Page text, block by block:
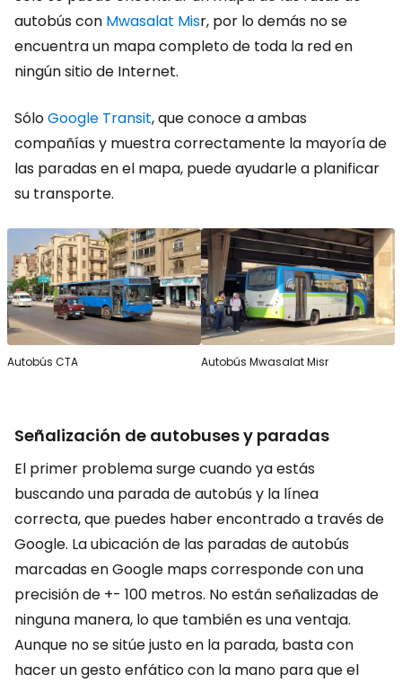
autobús con Mwasalat Misr, por lo demás no se
encuentra un mapa completo de toda la red en
ningún sitio de Internet.
SóloGoogle Transit, que conoce a ambas
compañías y muestra correctamente la mayoría de
las paradas en el mapa, puede ayudarle a planificar
su transporte.
Autobús CTA Autobús Mwasalat Misr
Señalización de autobuses y paradas
El primer problema surge cuando ya estás
buscando una parada de autobús y la línea
correcta, que puedes haber encontrado a través de
Google. La ubicación de las paradas de autobús
marcadas en Google maps corresponde con una
precisión de +- 100 metros. No están señalizadas de
ninguna manera, lo que también es una ventaja.
Aunque no se sitúe justo en la parada, basta con
hacer un gesto enfático con la mano para que el